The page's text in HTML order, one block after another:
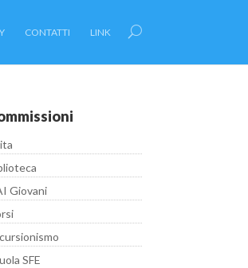
CONTATTI LINK
Giovani
SFE